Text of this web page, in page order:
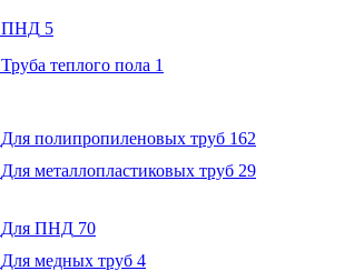
ПНД 5
Труба теплого пола 1
Для полипропиленовых труб 162
Для металлопластиковых труб 29
Для ПНД 70
Для медных труб 4